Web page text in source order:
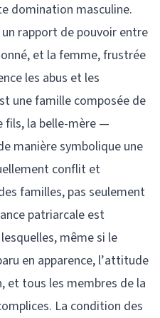
domination masculine.
rapport de pouvoir entre
et la femme, frustrée
les abus et les
une famille composée de
fils, la belle-mère —
manière symbolique une
conflit et
familles, pas seulement
patriarcale est
même si le
en apparence, l’attitude
et tous les membres de la
La condition des